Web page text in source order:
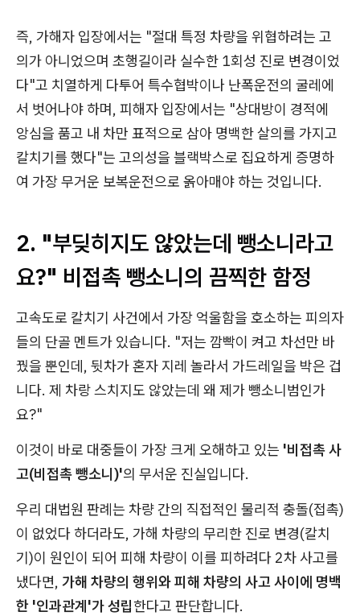
즉, 가해자 입장에서는 "절대 특정 차량을 위협하려는 고
의가 아니었으며 초행길이라 실수한 1회성 진로 변경이었
다"고 치열하게 다투어 특수협박이나 난폭운전의 굴레에
서 벗어나야 하며, 피해자 입장에서는 "상대방이 경적에
앙심을 품고 내 차만 표적으로 삼아 명백한 살의를 가지고
칼치기를 했다"는 고의성을 블랙박스로 집요하게 증명하
여 가장 무거운 보복운전으로 옭아매야 하는 것입니다.
2. "부딪히지도 않았는데 뺑소니라고
요?" 비접촉 뺑소니의 끔찍한 함정
고속도로 칼치기 사건에서 가장 억울함을 호소하는 피의자
들의 단골 멘트가 있습니다. "저는 깜빡이 켜고 차선만 바
꿨을 뿐인데, 뒷차가 혼자 지레 놀라서 가드레일을 박은 겁
니다. 제 차랑 스치지도 않았는데 왜 제가 뺑소니범인가
요?"
이것이 바로 대중들이 가장 크게 오해하고 있는 '비접촉 사
고(비접촉 뺑소니)'의 무서운 진실입니다.
우리 대법원 판례는 차량 간의 직접적인 물리적 충돌(접촉)
이 없었다 하더라도, 가해 차량의 무리한 진로 변경(칼치
기)이 원인이 되어 피해 차량이 이를 피하려다 2차 사고를
냈다면, 가해 차량의 행위와 피해 차량의 사고 사이에 명백
한 '인과관계'가 성립한다고 판단합니다.